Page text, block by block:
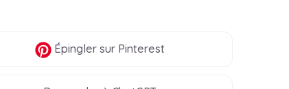
Épingler sur Pinterest